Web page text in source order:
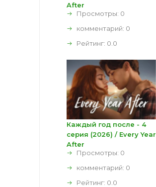
After
Просмотры: 0
комментарий: 0
Рейтинг: 0.0
Каждый год после - 4
серия (2026) / Every Year
After
Просмотры: 0
комментарий: 0
Рейтинг: 0.0